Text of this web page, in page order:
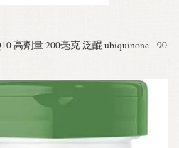
高劑量 200毫克 泛醌 ubiquinone - 90